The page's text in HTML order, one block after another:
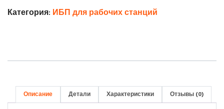
Категория: ИБП для рабочих станций
Описание Детали Характеристики Отзывы (0)